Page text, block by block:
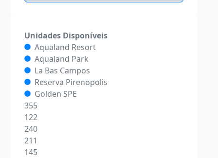
Unidades Disponíveis
Aqualand Resort
Aqualand Park
La Bas Campos
Reserva Pirenopolis
Golden SPE
355
122
240
211
145